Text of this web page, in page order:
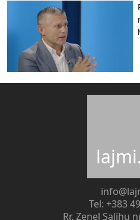
Tel: +383
Rr. Zenel Salihu